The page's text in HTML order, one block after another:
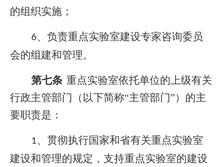
的组织实施；
6、负责重点实验室建设专家咨询委员
会的组建和管理。
第七条 重点实验室依托单位的上级有关
行政主管部门（以下简称“主管部门”）的主
要职责是：
1、贯彻执行国家和省有关重点实验室
建设和管理的规定，支持重点实验室的建设